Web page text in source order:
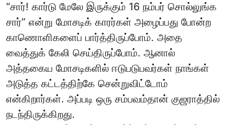
“சார்! கார்டு மேலே இருக்கும் 16 நம்பர் சொல்லுங்க
சார்” என்று மோசடிக் காரர்கள் அழைப்பது போன்ற
காணொளிகளைப் பார்த்திருப்போம். அதை
வைத்துக் கேலி செய்திருப்போம். ஆனால்
அத்தகைய மோசடிகளில் ஈடுபடுபவர்கள் நாங்கள்
அடுத்த கட்டத்திற்கே சென்றுவிட்டோம்
என்கிறார்கள். அப்படி ஒரு சம்பவம்தான் குஜராத்தில்
நடந்திருக்கிறது.